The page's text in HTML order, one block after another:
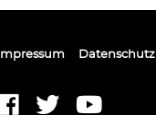
Impressum Datenschutz